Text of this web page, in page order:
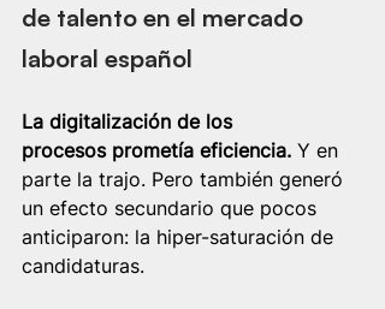
de talento en el mercado
laboral español
La digitalización de los
procesos prometía eficiencia. Y en
parte la trajo. Pero también generó
un efecto secundario que pocos
anticiparon: la hiper-saturación de
candidaturas.